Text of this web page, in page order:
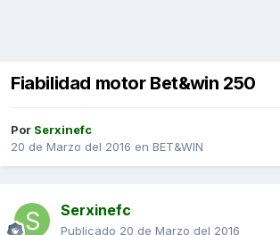
Fiabilidad motor Bet&win 250
Por Serxinefc
20 de Marzo del 2016 en BET&WIN
Serxinefc
Publicado 20 de Marzo del 2016